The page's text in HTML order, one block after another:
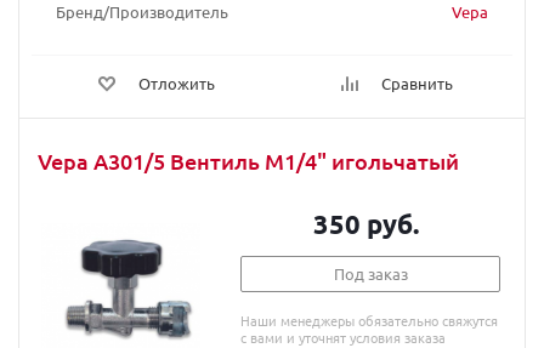
Бренд/Производитель Vepa
Отложить Сравнить
Vepa A301/5 Вентиль М1/4" игольчатый
350 руб.
Под заказ
Наши менеджеры обязательно свяжутся
с вами и уточнят условия заказа